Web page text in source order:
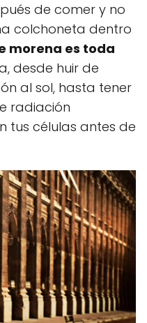
de comer y no
colchoneta dentro
morena es toda
desde huir de
al sol, hasta tener
radiación
tus células antes de